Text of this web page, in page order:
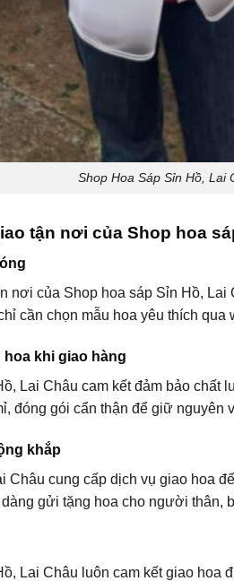
Shop Hoa Sáp Sỉn Hồ, Lai
tận nơi của Shop hoa
nơi của Shop hoa sáp Sỉn Hồ,
cần chọn mẫu hoa yêu thích
khi giao hàng
Lai Châu cam kết đảm bảo chất
đóng gói cẩn thận để giữ nguyên
khắp
Châu cung cấp dịch vụ giao hoa
gửi tặng hoa cho người thân,
Lai Châu luôn cam kết giao hoa